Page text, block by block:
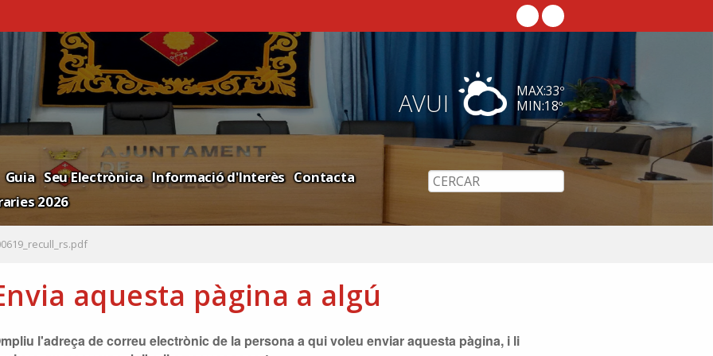
AVUI MAX:33º
MIN:18º
Guia Seu Electrònica Informació d'Interès Contacta
2026
aquesta pàgina a algú
l'adreça de correu electrònic de la persona a qui voleu enviar aquesta pàgina, i li